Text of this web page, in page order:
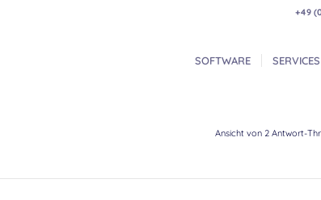
+49
SOFTWARE SERVICES
Ansicht von 2 Antwort-